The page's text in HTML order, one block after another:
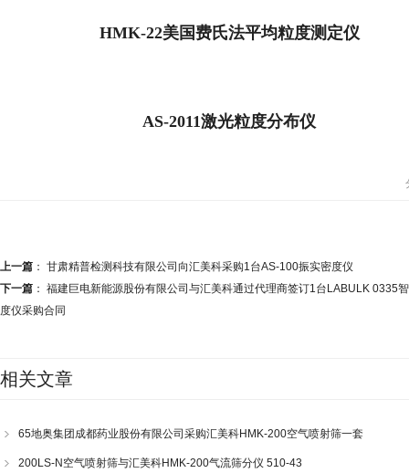
HMK-22美国费氏法平均粒度测定仪
AS-2011激光粒度分布仪
上一篇 ： 甘肃精普检测科技有限公司向汇美科采购1台AS-100振实密度仪
下一篇 ： 福建巨电新能源股份有限公司与汇美科通过代理商签订1台LABULK 0335
度仪采购合同
相关文章
65地奥集团成都药业股份有限公司采购汇美科HMK-200空气喷射筛一套
200LS-N空气喷射筛与汇美科HMK-200气流筛分仪 510-43